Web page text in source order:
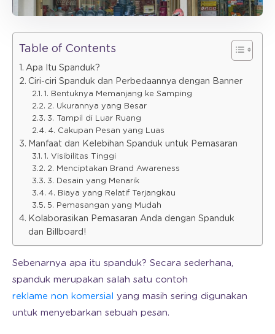
Table of Contents
Apa Itu Spanduk?
Ciri-ciri Spanduk dan Perbedaannya dengan Banner
1. Bentuknya Memanjang ke Samping
2. Ukurannya yang Besar
3. Tampil di Luar Ruang
4. Cakupan Pesan yang Luas
Manfaat dan Kelebihan Spanduk untuk Pemasaran
1. Visibilitas Tinggi
2. Menciptakan Brand Awareness
3. Desain yang Menarik
4. Biaya yang Relatif Terjangkau
5. Pemasangan yang Mudah
Kolaborasikan Pemasaran Anda dengan Spanduk
dan Billboard!
Sebenarnya apa itu spanduk? Secara sederhana,
spanduk merupakan salah satu contoh
reklame non komersial yang masih sering digunakan
untuk menyebarkan sebuah pesan.